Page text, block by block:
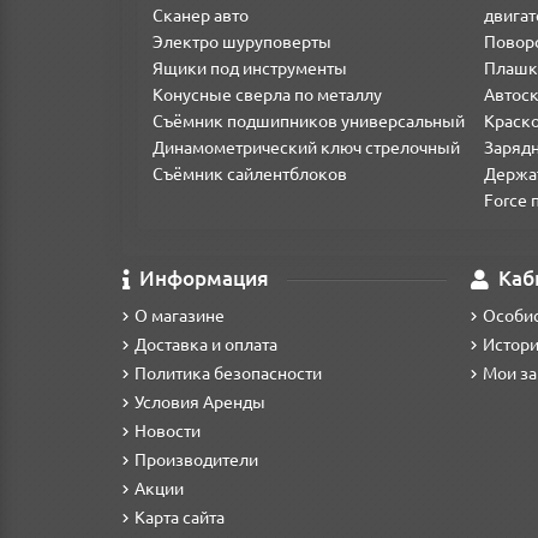
В наборе содержится 46 единиц инструмента,
Сканер авто
Электро шуруповерты
Ящики под инструменты
Конусные сверла по металлу
Съёмник подшипников универсальный
Динамометрический ключ стрелочный
Съёмник сайлентблоков
Force
Информация
О магазине
Доставка и оплата
Политика безопасности
Условия Аренды
Новости
Производители
Акции
Карта сайта
Мои